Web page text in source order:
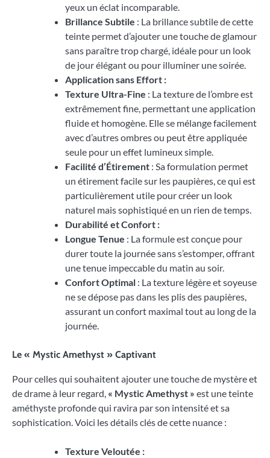
yeux un éclat incomparable.
Brillance Subtile : La brillance subtile de cette
teinte permet d’ajouter une touche de glamour
sans paraître trop chargé, idéale pour un look
de jour élégant ou pour illuminer une soirée.
Application sans Effort :
Texture Ultra-Fine : La texture de l’ombre est
extrêmement fine, permettant une application
fluide et homogène. Elle se mélange facilement
avec d’autres ombres ou peut être appliquée
seule pour un effet lumineux simple.
Facilité d’Étirement : Sa formulation permet
un étirement facile sur les paupières, ce qui est
particulièrement utile pour créer un look
naturel mais sophistiqué en un rien de temps.
Durabilité et Confort :
Longue Tenue : La formule est conçue pour
durer toute la journée sans s’estomper, offrant
une tenue impeccable du matin au soir.
Confort Optimal : La texture légère et soyeuse
ne se dépose pas dans les plis des paupières,
assurant un confort maximal tout au long de la
journée.
Le « Mystic Amethyst » Captivant
Pour celles qui souhaitent ajouter une touche de mystère et
de drame à leur regard, « Mystic Amethyst » est une teinte
améthyste profonde qui ravira par son intensité et sa
sophistication. Voici les détails clés de cette nuance :
Texture Veloutée :